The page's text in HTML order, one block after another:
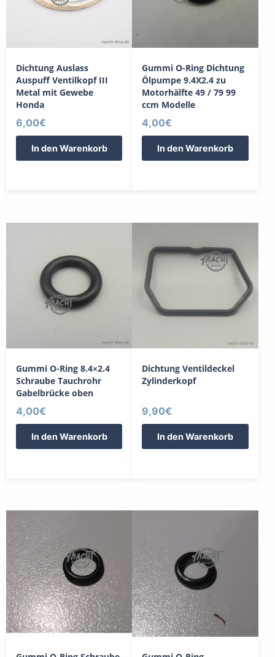
Dichtung Auslass
Auspuff Ventilkopf III
Metal mit Gewebe
Honda
6,00€
In den Warenkorb
Gummi O-Ring Dichtung
Ölpumpe 9.4X2.4 zu
Motorhälfte 49 / 79 99
ccm Modelle
4,00€
In den Warenkorb
Gummi O-Ring 8.4×2.4
Schraube Tauchrohr
Gabelbrücke oben
4,00€
In den Warenkorb
Dichtung Ventildeckel
Zylinderkopf
9,90€
In den Warenkorb